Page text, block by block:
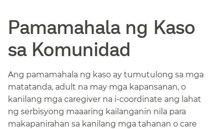
Pamamahala ng Kaso
sa Komunidad​​
Ang pamamahala ng kaso ay tumutulong sa mga
matatanda, adult na may mga kapansanan, o
kanilang mga caregiver na i-coordinate ang lahat
ng serbisyong maaaring kailanganin nila para
makapanirahan sa kanilang mga tahanan o care